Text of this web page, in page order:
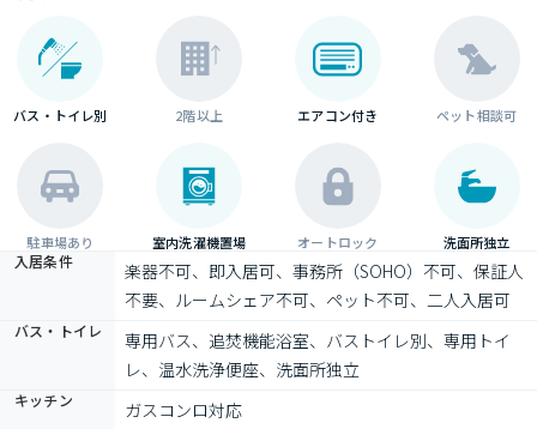
バス・トイレ別 2階以上 エアコン付き ペット相談可
駐車場あり 室内洗濯機置場 オートロック 洗面所独立
入居条件
楽器不可、即入居可、事務所（SOHO）不可、保証人
不要、ルームシェア不可、ペット不可、二人入居可
バス・トイレ
専用バス、追焚機能浴室、バストイレ別、専用トイ
レ、温水洗浄便座、洗面所独立
キッチン ガスコンロ対応